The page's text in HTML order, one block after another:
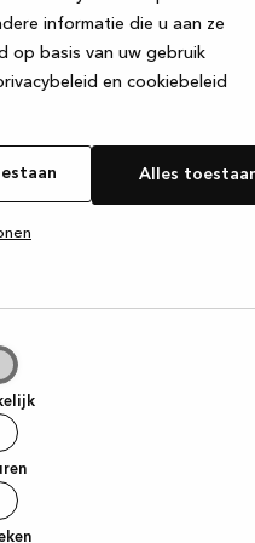
informatie die u aan ze
op basis van uw gebruik
en cookiebeleid
Alles
www.kvik.nl (see the